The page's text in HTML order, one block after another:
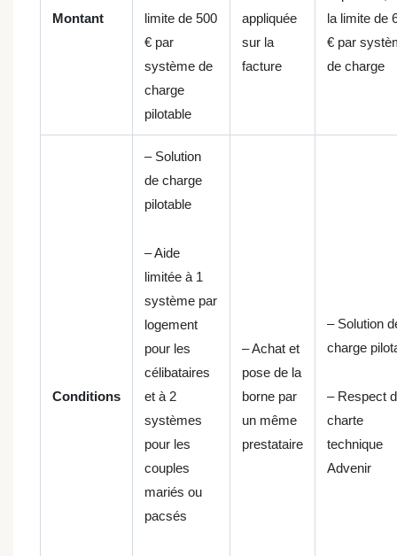
Montant
limite de 500
€ par
système de
charge
pilotable
appliquée
sur la
facture
la limite de
€ par
de charge
Conditions
– Solution
de charge
pilotable
– Aide
limitée à 1
système par
logement
pour les
célibataires
et à 2
systèmes
pour les
couples
mariés ou
pacsés
– Achat et
pose de la
borne par
un même
prestataire
– Solution
charge
– Respect
charte
technique
Advenir